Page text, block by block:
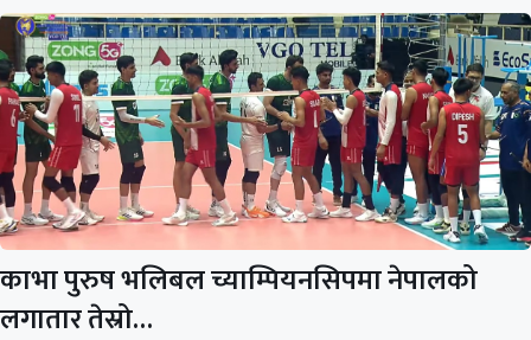
काभा पुरुष भलिबल च्याम्पियनसिपमा नेपालको
लगातार तेस्रो…